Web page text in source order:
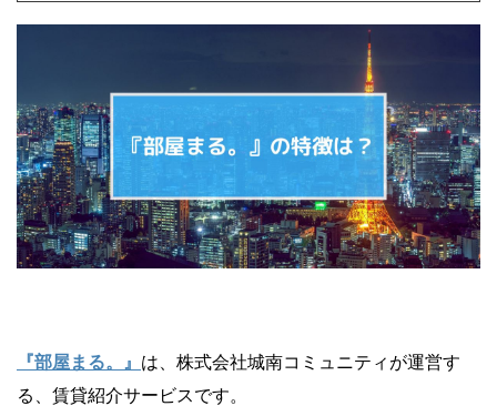
『部屋まる。』 は、株式会社城南コミュニティが運営す
る、賃貸紹介サービスです。